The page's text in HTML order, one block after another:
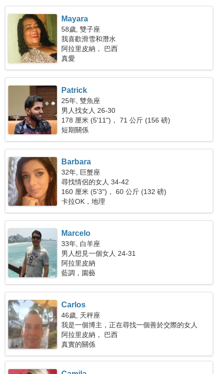
Mayara
58歲, 雙子座
我喜歡滑雪和潛水
阿拉里皮納， 巴西
真愛
Patrick
25年, 雙魚座
男人找女人 26-30
178 厘米 (5'11")， 71 公斤 (156 磅)
短期關係
Barbara
32年, 巨蟹座
尋找情侶的女人 34-42
160 厘米 (5'3")， 60 公斤 (132 磅)
卡拉OK，地理
Marcelo
33年, 白羊座
男人想見一個女人 24-31
阿拉里皮納
藍調，園藝
Carlos
46歲, 天秤座
我是一個博主，正在尋找一個善於交際的女人
阿拉里皮納， 巴西
真實的關係